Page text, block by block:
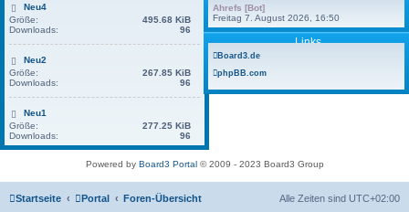
Neu4
Größe:
495.68 KiB
Downloads:
96
Neu2
Größe:
267.85 KiB
Downloads:
96
Neu1
Größe:
277.25 KiB
Downloads:
96
Ahrefs [Bot]
Freitag 7. August 2026, 16:50
Links
Board3.de
phpBB.com
Powered by Board3 Portal© 2009 - 2023 Board3 Group
Startseite Portal Foren-Übersicht Alle Zeiten sind UTC+02:00